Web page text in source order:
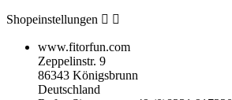
Shopeinstellungen  
www.fitorfun.com
Zeppelinstr. 9
86343 Königsbrunn
Deutschland